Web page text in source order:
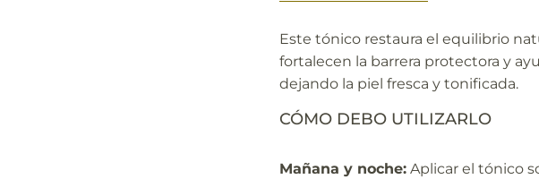
Este tónico restaura el equilibrio
fortalecen la barrera protectora y
dejando la piel fresca y tonificada.
CÓMO DEBO UTILIZARLO
Mañana y noche: Aplicar el tónico